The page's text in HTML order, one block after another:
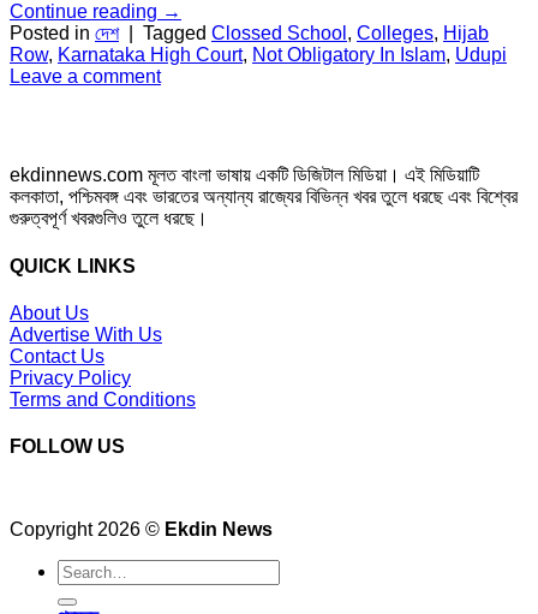
Continue reading →
Posted in দেশ Tagged Clossed School , Colleges, Hijab
Row, Karnataka High Court, Not Obligatory In Islam, Udupi
Leave a comment
ekdinnews.com মূলত বাংলা ভাষায় একটি ডিজিটাল মিডিয়া। এই মিডিয়াটি
কলকাতা, পশ্চিমবঙ্গ এবং ভারতের অন্যান্য রাজ্যের বিভিন্ন খবর তুলে ধরছে এবং বিশ্বের
গুরুত্বপূর্ণ খবরগুলিও তুলে ধরছে।
QUICK LINKS
About Us
Advertise With Us
Contact Us
Privacy Policy
Terms and Conditions
FOLLOW US
Copyright 2026 © Ekdin News